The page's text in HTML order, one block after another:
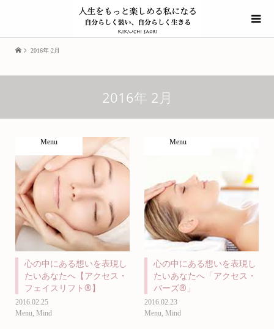
2016年 2月
2016年 2月
Menu
心の中にある想いを表現し
たいあなたへ【アクセス・
フェイスリフト®】
2016.02.25
Menu Mind
Menu
心の中にある想いを表現し
たいあなたへ「アクセス・
バーズ®」
2016.02.23
Menu ,Mind